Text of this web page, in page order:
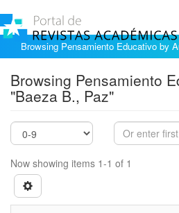
Browsing Pensamiento Educativo by
Browsing Pensamiento
"Baeza B., Paz"
Now showing items 1-1 of 1